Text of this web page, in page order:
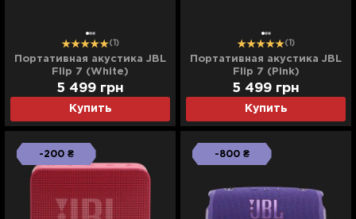
(1)
Портативная акустика JBL
Flip 7 (White)
Купить
5 499 грн
(1)
Портативная акустика JBL
Flip 7 (Pink)
Купить
5 499 грн
-200 ₴ -800 ₴